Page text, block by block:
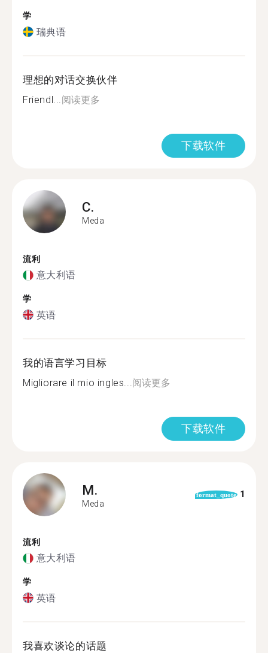
学
瑞典语
理想的对话交换伙伴
Friendl... 阅读更多
下载软件
C.
Meda
流利
意大利语
学
英语
我的语言学习目标
Migliorare il mio ingles... 阅读更多
下载软件
M.
Meda
format_quote 1
流利
意大利语
学
英语
我喜欢谈论的话题